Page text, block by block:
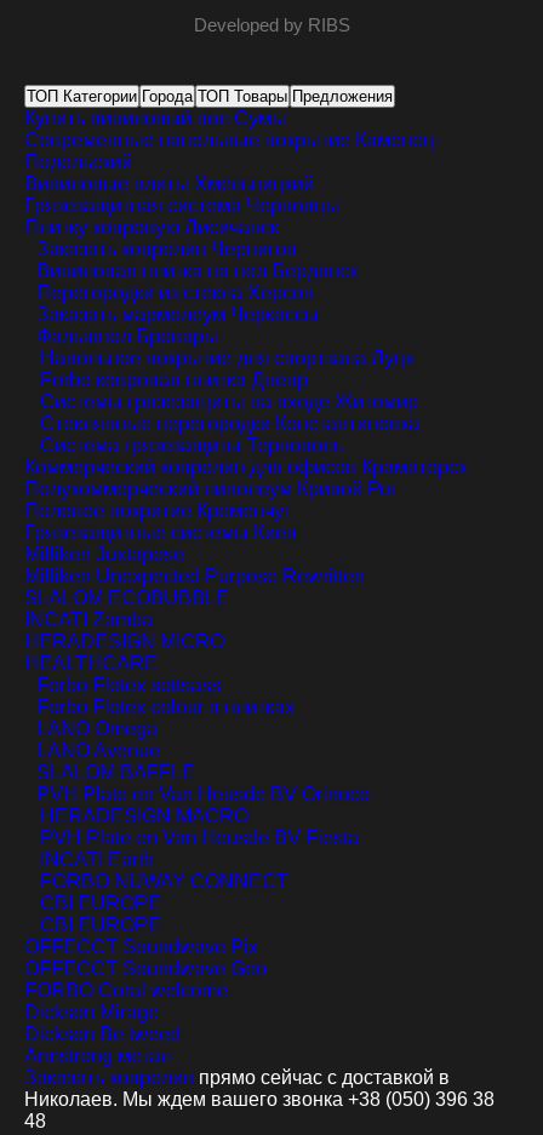
Developed by RIBS
ТОП Категории Города ТОП Товары Предложения
Купить виниловый пол Сумы
Современные напольные покрытие Каменец-
Подольский
Виниловые плиты Хмельницкий
Грязезащитная система Черновцы
Плитку ковровую Лисичанск
Заказать ковролин Чернигов
Виниловая плитка на пол Бердянск
Перегородки из стекла Херсон
Заказать мармолеум Черкассы
Фальшпол Бровары
Напольное покрытие для спортзала Луцк
Forbo ковровая плитка Днепр
Системы грязезащиты на входе Житомир
Стеклянные перегородки Константиновка
Система грязезащиты Тернополь
Коммерческий ковролин для офисов Краматорск
Полукоммерческий линолеум Кривой Рог
Половое покритие Кременчуг
Грязезащитные системы Киев
Milliken Juxtapose
Milliken Unexpected Purpose Rewritten
SLALOM ECOBUBBLE
INCATI Zamba
HERADESIGN MICRO
HEALTHCARE
Forbo Flotex sottsass
Forbo Flotex colour в плитках
LANO Omega
LANO Avenue
SLALOM BAFFLE
PVH Plate en Van Heusde BV Orinoco
HERADESIGN MACRO
PVH Plate en Van Heusde BV Fiesta
INCATI Earth
FORBO NUWAY CONNECT
CBI EUROPE
CBI EUROPE
OFFECCT Soundwave Pix
OFFECCT Soundwave Geo
FORBO Coral welcome
Dickson Mirage
Dickson Be tweed
Armstrong метал
Заказать ковролин прямо сейчас с доставкой в
Николаев. Мы ждем вашего звонка +38 (050) 396 38
48